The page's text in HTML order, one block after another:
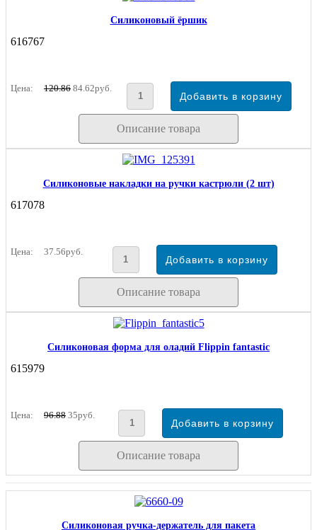
Силиконовый ёршик
616767
Цена: 120.86 84.62руб.
Описание товара
Силиконовые накладки на ручки кастрюли (2 шт)
617078
Цена: 37.56руб.
Описание товара
Силиконовая форма для оладий Flippin fantastic
615979
Цена: 96.88 35руб.
Описание товара
Силиконовая ручка-держатель для пакета